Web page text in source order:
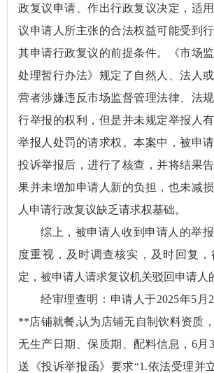
政复议申请、作出行政复议决定，适
议申请人所主张的合法权益可能受到
其申请行政复议的前提条件。《市场
处理暂行办法》规定了自然人、法人
营者涉嫌违反市场监督管理法律、法
行举报的权利，但是并未规定举报人
举报人处罚的请求权。本案中，被申
投诉举报后，进行了核查，并将结果
果并未增加申请人新的负担，也未减
人申请行政复议缺乏请求权基础。
综上，被申请人收到申请人的举
度重视，及时调查核实，及时回复
定，被申请人请求复议机关驳回申请人
经审理查明：申请人于2025年5月
**店铺就餐,认为店铺无自制饮料资质
无生产日期、保质期、配料信息，6月
送《投诉举报函》要求“1.依法受理并